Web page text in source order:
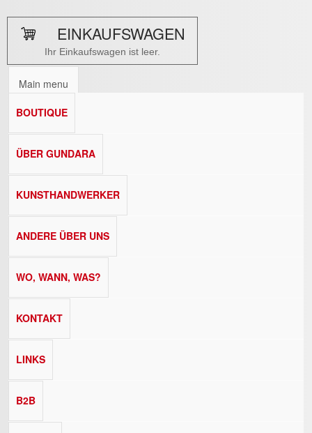
EINKAUFSWAGEN
Ihr Einkaufswagen ist leer.
Main menu
BOUTIQUE
ÜBER GUNDARA
KUNSTHANDWERKER
ANDERE ÜBER UNS
WO, WANN, WAS?
KONTAKT
LINKS
B2B